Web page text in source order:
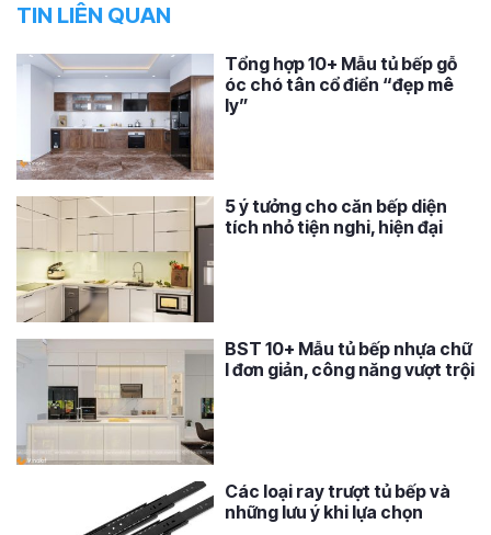
TIN LIÊN QUAN
Tổng hợp 10+ Mẫu tủ bếp gỗ
óc chó tân cổ điển “đẹp mê
ly”
5 ý tưởng cho căn bếp diện
tích nhỏ tiện nghi, hiện đại
BST 10+ Mẫu tủ bếp nhựa chữ
I đơn giản, công năng vượt trội
Các loại ray trượt tủ bếp và
những lưu ý khi lựa chọn